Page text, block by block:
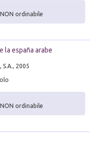
ordinabile
la españa arabe
S.A., 2005
ordinabile